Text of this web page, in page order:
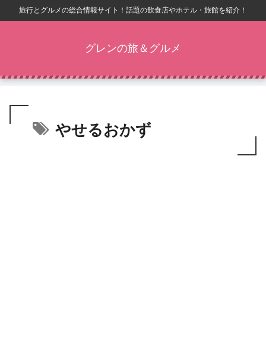
旅行とグルメの総合情報サイト！話題の飲食店やホテル・旅館を紹介！
グレンの旅＆グルメ
やせるおかず